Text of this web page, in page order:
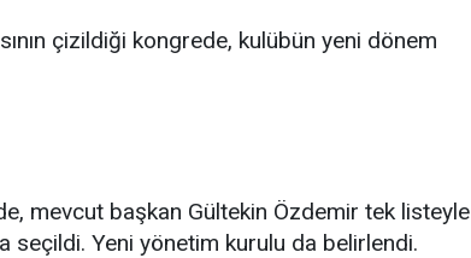
çizildiği kongrede, kulübün yeni dönem
mevcut başkan Gültekin Özdemir tek listeyle
seçildi. Yeni yönetim kurulu da belirlendi.